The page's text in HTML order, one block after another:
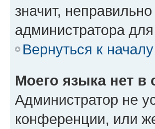
значит,
администратора
Вернуться к началу
Моего языка нет в
Администратор не
конференции, или